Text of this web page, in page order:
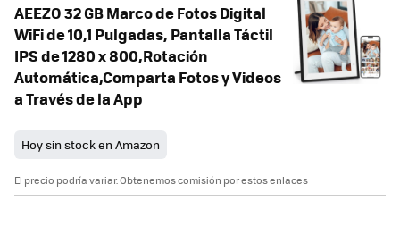
AEEZO 32 GB Marco de Fotos Digital
WiFi de 10,1 Pulgadas, Pantalla Táctil
IPS de 1280 x 800,Rotación
Automática,Comparta Fotos y Videos
a Través de la App
Hoy sin stock en Amazon
El precio podría variar. Obtenemos comisión por estos enlaces